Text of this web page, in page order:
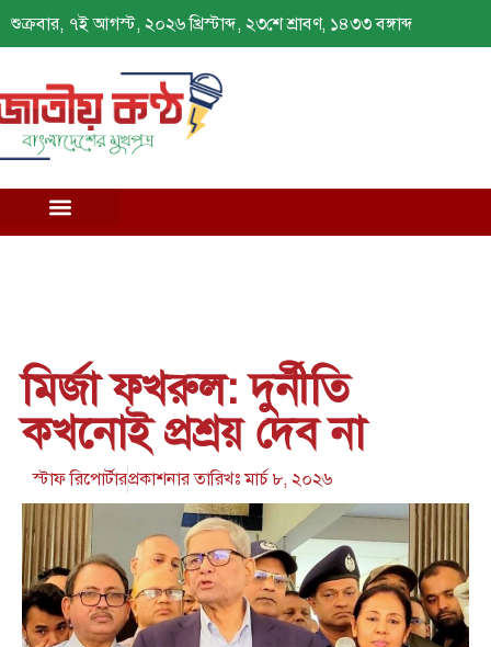
শুক্রবার, ৭ই আগস্ট, ২০২৬ খ্রিস্টাব্দ, ২৩শে শ্রাবণ, ১৪৩৩ বঙ্গাব্দ
মির্জা ফখরুল: দুর্নীতি
কখনোই প্রশ্রয় দেব না
স্টাফ রিপোর্টারপ্রকাশনার তারিখঃমার্চ ৮, ২০২৬